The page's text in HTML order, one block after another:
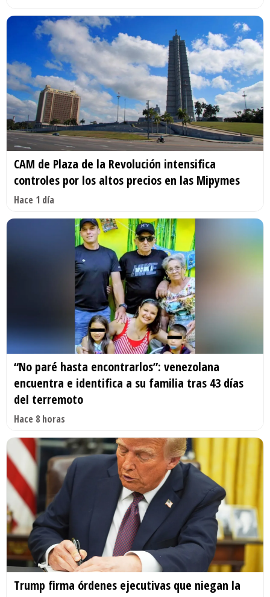
CAM de Plaza de la Revolución intensifica
controles por los altos precios en las Mipymes
Hace 1 día
“No paré hasta encontrarlos”: venezolana
encuentra e identifica a su familia tras 43 días
del terremoto
Hace 8 horas
Trump firma órdenes ejecutivas que niegan la